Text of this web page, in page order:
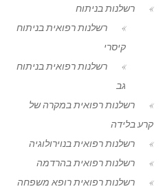
רשלנות בניתוח
רשלנות רפואית בניתוח
קיסרי
רשלנות רפואית בניתוח
גב
רשלנות רפואית במקרה של
קרע בלידה
רשלנות רפואית בנוירולוגיה
רשלנות רפואית בהרדמה
רשלנות רפואית רופא משפחה